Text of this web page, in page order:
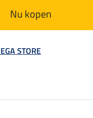
Nu kopen
STORE